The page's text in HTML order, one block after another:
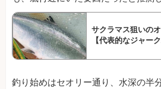
サクラマス狙いの
【代表的なジャー
釣り始めはセオリー通り、水深の半